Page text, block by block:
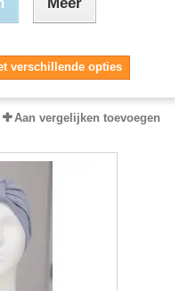
verschillende opties
Aan vergelijken toevoegen